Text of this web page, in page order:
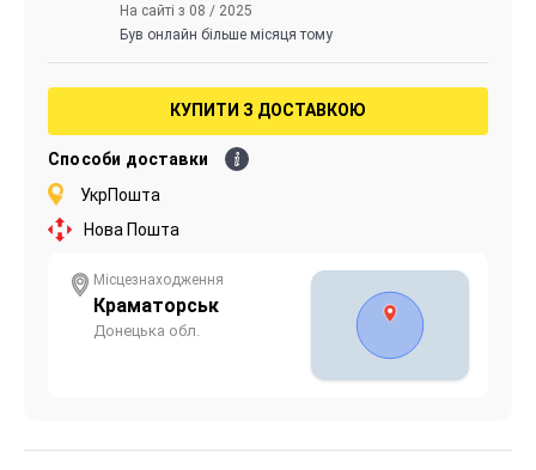
На сайті з 08 / 2025
Був онлайн більше місяця тому
КУПИТИ З ДОСТАВКОЮ
Способи доставки
УкрПошта
Нова Пошта
Місцезнаходження
Краматорськ
Донецька обл.